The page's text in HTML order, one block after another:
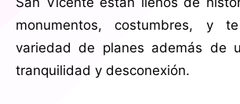
monumentos, costumbres, y
variedad de planes además de
tranquilidad y desconexión.